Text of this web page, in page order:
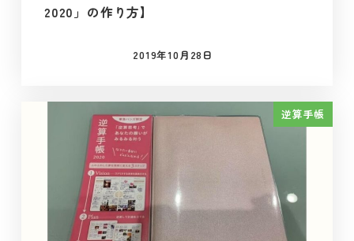
2020」の作り方】
投稿日
2019年10月28日
逆算手帳